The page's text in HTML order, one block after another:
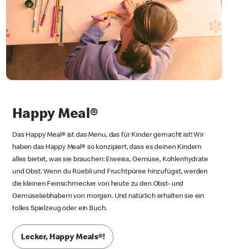
Happy Meal®
Das Happy Meal® ist das Menu, das für Kinder gemacht ist! Wir
haben das Happy Meal® so konzipiert, dass es deinen Kindern
alles bietet, was sie brauchen: Eiweiss, Gemüse, Kohlenhydrate
und Obst. Wenn du Rüebli und Fruchtpüree hinzufügst, werden
die kleinen Feinschmecker von heute zu den Obst- und
Gemüseliebhabern von morgen. Und natürlich erhalten sie ein
tolles Spielzeug oder ein Buch.
Lecker, Happy Meals®!